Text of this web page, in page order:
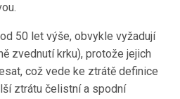
50 let výše, obvykle vyžadují
zvednutí krku), protože jejich
což vede ke ztrátě definice
ztrátu čelistní a spodní